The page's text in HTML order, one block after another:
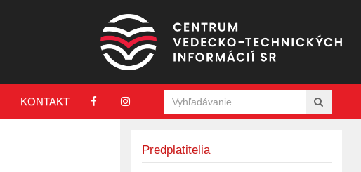
KONTAKT
Predplatitelia